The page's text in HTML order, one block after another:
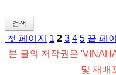
검색
첫 페이지 1 2 3 4 5 끝 페
본 글의 저작권은
및 재배